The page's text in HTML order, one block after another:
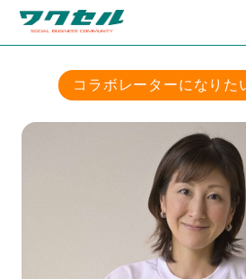
コラボレーターになりた